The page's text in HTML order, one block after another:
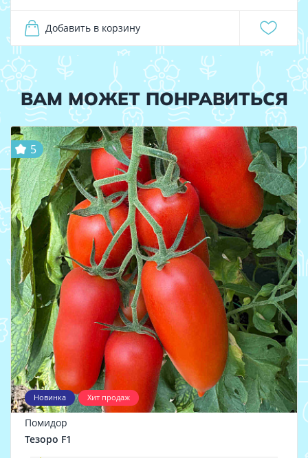
Добавить в корзину
ВАМ МОЖЕТ ПОНРАВИТЬСЯ
Новинка Хит продаж
5
Помидор
Тезоро F1